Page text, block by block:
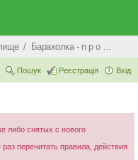
Барахолка - п р о д а ж
Вхід
Реєстрація
Пошук
либо снятых с нового
перечитать правила, действия